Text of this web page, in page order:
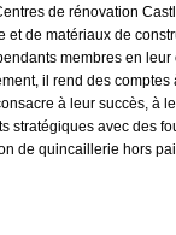
de rénovation
et de matériaux de
membres en
il rend des
à leur succès, à
stratégiques avec des
de quincaillerie hors